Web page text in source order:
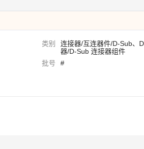
类别
连接器/互连器件/D-Sub、
器/D-Sub 连接器组件
批号
#